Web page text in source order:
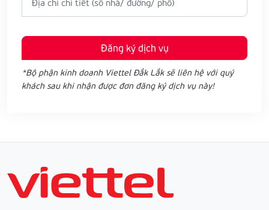
*Bộ phận kinh doanh Viettel Đắk Lắk sẽ liên hệ với quý
khách sau khi nhận được đơn đăng ký dịch vụ này!
Đăng ký dịch vụ